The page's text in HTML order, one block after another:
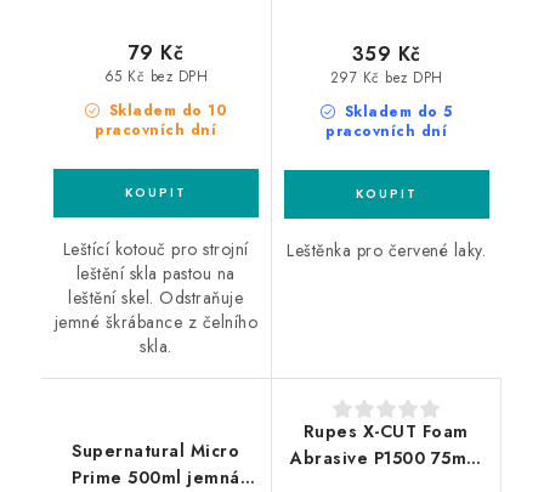
Skladem do 10
pracovních dní
65 Kč bez DPH
79 Kč
Leštící kotouč pro strojní
leštění skla pastou na
leštění skel. Odstraňuje
jemné škrábance z čelního
skla.
Skladem do 5
pracovních dní
297 Kč bez DPH
359 Kč
Leštěnka pro červené laky.
Supernatural Micro
Prime 500ml jemná
Rupes X-CUT Foam
Abrasive P1500 75mm